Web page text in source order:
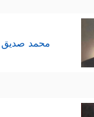
محمد صديق